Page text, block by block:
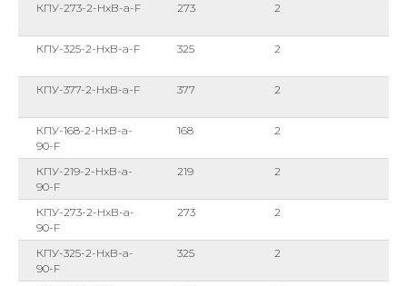
КПУ-273-2-HxB-a-F 273 2
КПУ-325-2-HxB-a-F 325 2
КПУ-377-2-HxB-a-F 377 2
КПУ-168-2-HxB-a-
90-F
168 2
КПУ-219-2-HxB-a-
90-F
219 2
КПУ-273-2-HxB-a-
90-F
273 2
КПУ-325-2-HxB-a-
90-F
325 2